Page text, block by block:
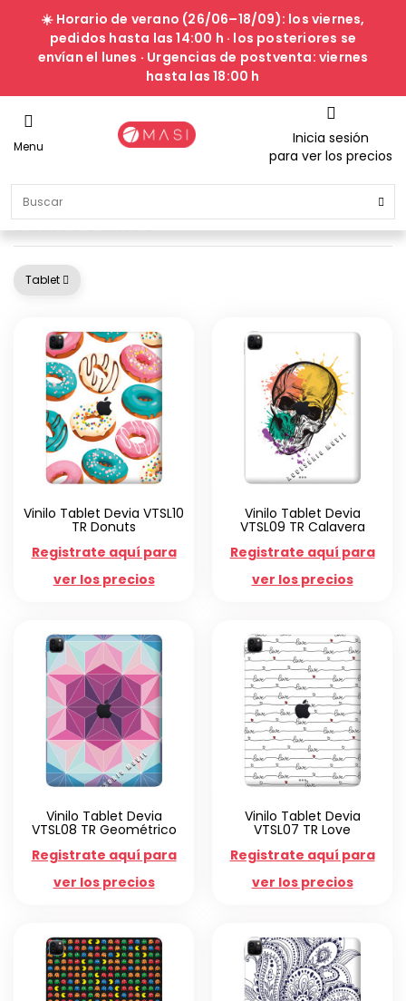
☀️ Horario de verano (26/06–18/09): los viernes,
pedidos hasta las 14:00 h · los posteriores se
envían el lunes · Urgencias de postventa: viernes
hasta las 18:00 h
Menu
Inicia sesión
para ver los precios
Vinilos Tablet
Tablet
Vinilo Tablet Devia VTSL10
TR Donuts
Registrate aquí para
ver los precios
Vinilo Tablet Devia
VTSL09 TR Calavera
Registrate aquí para
ver los precios
Vinilo Tablet Devia
VTSL08 TR Geométrico
Registrate aquí para
ver los precios
Vinilo Tablet Devia
VTSL07 TR Love
Registrate aquí para
ver los precios